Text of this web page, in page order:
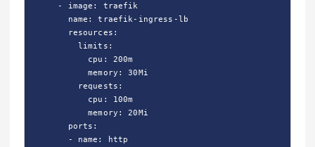
      - image: traefik
        name: traefik-ingress-lb
        resources:
          limits:
            cpu: 200m
            memory: 30Mi
          requests:
            cpu: 100m
            memory: 20Mi
        ports:
        - name: http